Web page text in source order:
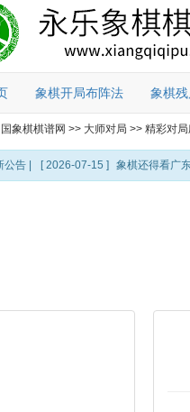
象棋开局布阵法 象棋残
象棋棋谱网 >> 大师对局 >> 精彩对
告 | [ 2026-07-15 ] 象棋还得看广